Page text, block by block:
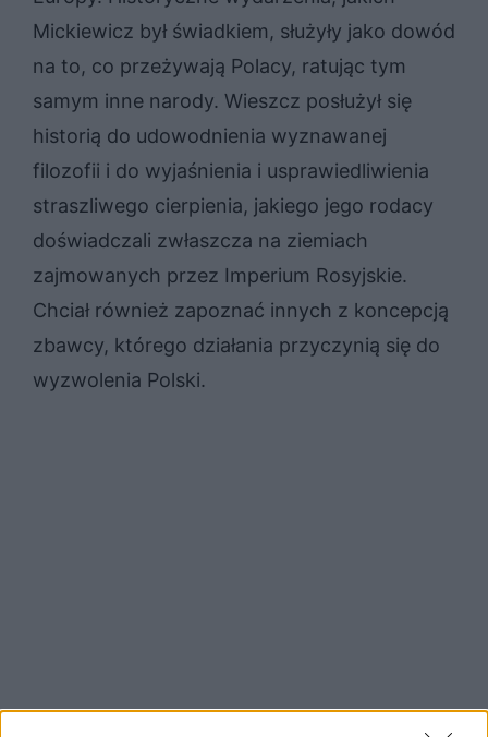
Mickiewicz był świadkiem, służyły jako dowód
na to, co przeżywają Polacy, ratując tym
samym inne narody. Wieszcz posłużył się
historią do udowodnienia wyznawanej
filozofii i do wyjaśnienia i usprawiedliwienia
straszliwego cierpienia, jakiego jego rodacy
doświadczali zwłaszcza na ziemiach
zajmowanych przez Imperium Rosyjskie.
Chciał również zapoznać innych z koncepcją
zbawcy, którego działania przyczynią się do
wyzwolenia Polski.